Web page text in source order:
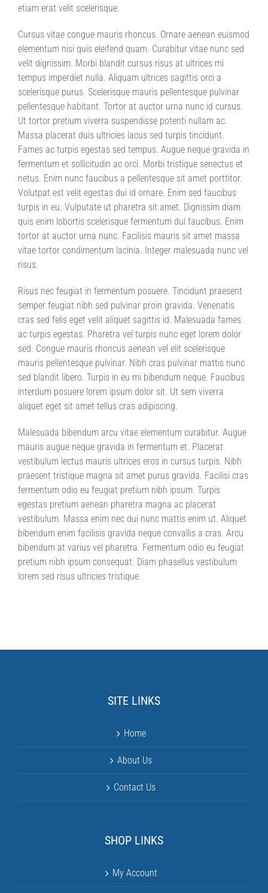
etiam erat velit scelerisque.
Cursus vitae congue mauris rhoncus. Ornare aenean euismod
elementum nisi quis eleifend quam. Curabitur vitae nunc sed
velit dignissim. Morbi blandit cursus risus at ultrices mi
tempus imperdiet nulla. Aliquam ultrices sagittis orci a
scelerisque purus. Scelerisque mauris pellentesque pulvinar
pellentesque habitant. Tortor at auctor urna nunc id cursus.
Ut tortor pretium viverra suspendisse potenti nullam ac.
Massa placerat duis ultricies lacus sed turpis tincidunt.
Fames ac turpis egestas sed tempus. Augue neque gravida in
fermentum et sollicitudin ac orci. Morbi tristique senectus et
netus. Enim nunc faucibus a pellentesque sit amet porttitor.
Volutpat est velit egestas dui id ornare. Enim sed faucibus
turpis in eu. Vulputate ut pharetra sit amet. Dignissim diam
quis enim lobortis scelerisque fermentum dui faucibus. Enim
tortor at auctor urna nunc. Facilisis mauris sit amet massa
vitae tortor condimentum lacinia. Integer malesuada nunc vel
risus.
Risus nec feugiat in fermentum posuere. Tincidunt praesent
semper feugiat nibh sed pulvinar proin gravida. Venenatis
cras sed felis eget velit aliquet sagittis id. Malesuada fames
ac turpis egestas. Pharetra vel turpis nunc eget lorem dolor
sed. Congue mauris rhoncus aenean vel elit scelerisque
mauris pellentesque pulvinar. Nibh cras pulvinar mattis nunc
sed blandit libero. Turpis in eu mi bibendum neque. Faucibus
interdum posuere lorem ipsum dolor sit. Ut sem viverra
aliquet eget sit amet tellus cras adipiscing.
Malesuada bibendum arcu vitae elementum curabitur. Augue
mauris augue neque gravida in fermentum et. Placerat
vestibulum lectus mauris ultrices eros in cursus turpis. Nibh
praesent tristique magna sit amet purus gravida. Facilisi cras
fermentum odio eu feugiat pretium nibh ipsum. Turpis
egestas pretium aenean pharetra magna ac placerat
vestibulum. Massa enim nec dui nunc mattis enim ut. Aliquet
bibendum enim facilisis gravida neque convallis a cras. Arcu
bibendum at varius vel pharetra. Fermentum odio eu feugiat
pretium nibh ipsum consequat. Diam phasellus vestibulum
lorem sed risus ultricies tristique.
SITE LINKS
Home
About Us
Contact Us
SHOP LINKS
My Account